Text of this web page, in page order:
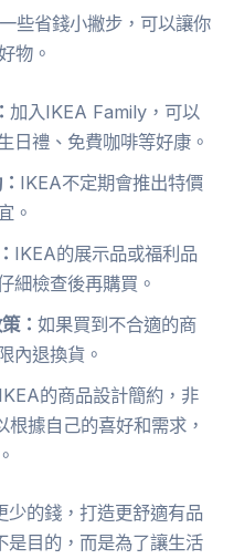
些省錢小撇步，可以讓你
物。
加入IKEA Family，可以
日禮、免費咖啡等好康。
IKEA不定期會推出特價
。
IKEA的展示品或福利品
細檢查後再購買。
：如果買到不合適的商
內退換貨。
IKEA的商品設計簡約，非
據自己的喜好和需求，
少的錢，打造更舒適有品
是目的，而是為了讓生活